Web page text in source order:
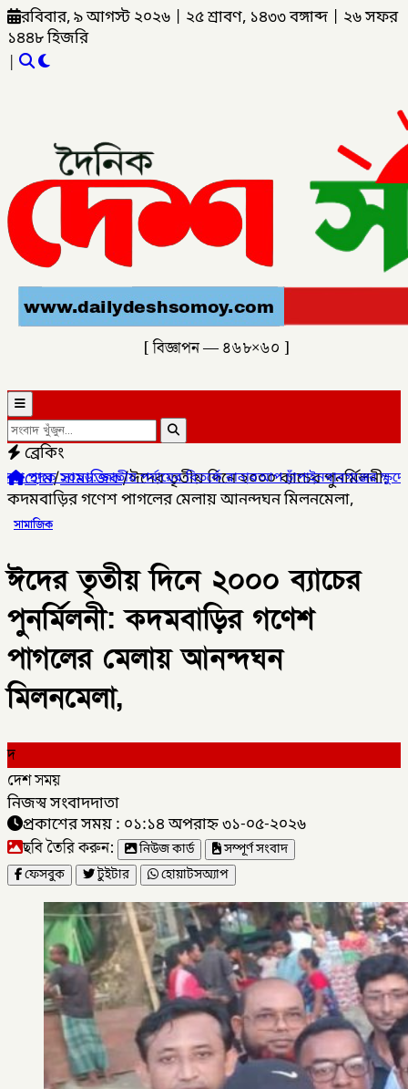
রবিবার, ৯ আগস্ট ২০২৬ ২৫ শ্রাবণ, ১৪৩৩ বঙ্গাব্দ
২৬ সফর
১৪৪৮ হিজরি
|
[ বিজ্ঞাপন — ৪৬৮×৬০ ]
ব্রেকিং
বিতর্কে রানারআপ চাঁপাইনবাবগঞ্জের ক্ষুদে বিতার্কিকরা,✦
হোম/সামাজিক/ঈদের তৃতীয় দিনে ২০০০ ব্যাচের পুনর্মিলনী:
কদমবাড়ির গণেশ পাগলের মেলায় আনন্দঘন মিলনমেলা,
সামাজিক
ঈদের তৃতীয় দিনে ২০০০ ব্যাচের
পুনর্মিলনী: কদমবাড়ির গণেশ
পাগলের মেলায় আনন্দঘন
মিলনমেলা,
দ
দেশ সময়
নিজস্ব সংবাদদাতা
প্রকাশের সময় : ০১:১৪ অপরাহ্ন ৩১-০৫-২০২৬
ছবি তৈরি করুন: নিউজ কার্ড
সম্পূর্ণ সংবাদ
ফেসবুক
টুইটার হোয়াটসঅ্যাপ